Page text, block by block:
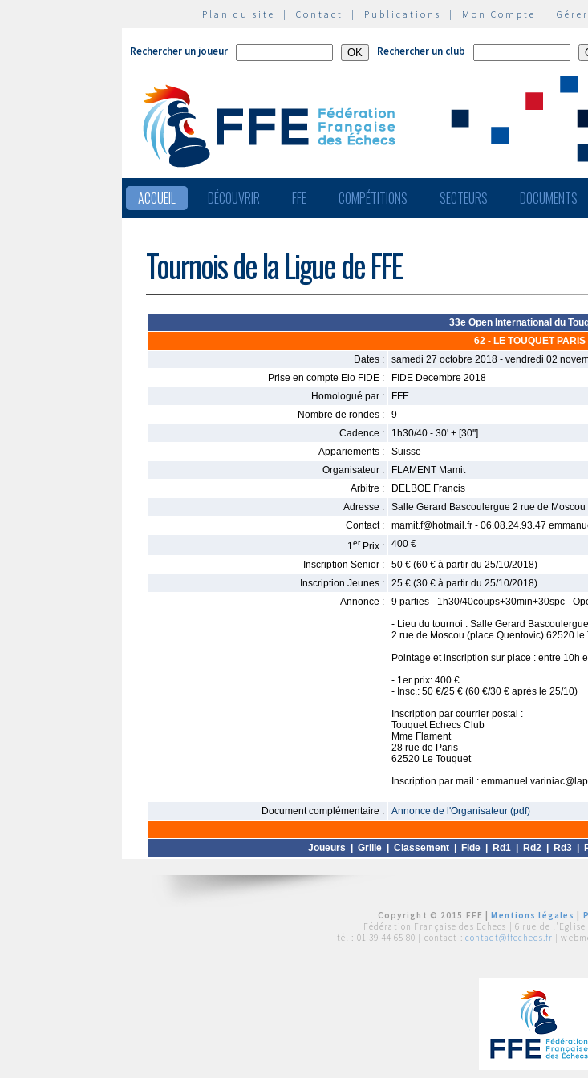
Plan du site | Contact | Publications | Mon Compte |
Rechercher un joueur Rechercher un club
ACCUEIL DÉCOUVRIR FFE COMPÉTITIONS SECTEURS DOCUMENTS
Tournois de la Ligue de FFE
33e Open International du
62 - LE TOUQUET
Dates :
samedi 27 octobre 2018 - vendredi 02
Prise en compte Elo FIDE :
FIDE Decembre 2018
Homologué par :
FFE
Nombre de rondes :
9
Cadence :
1h30/40 - 30' + [30'']
Appariements :
Suisse
Organisateur :
FLAMENT Mamit
Arbitre :
DELBOE Francis
Adresse :
Salle Gerard Bascoulergue 2 rue de
Contact :
mamit.f@hotmail.fr - 06.08.24.93.47
1er Prix :
400 €
Inscription Senior :
50 € (60 € à partir du 25/10/2018)
Inscription Jeunes :
25 € (30 € à partir du 25/10/2018)
Annonce :
9 parties - 1h30/40coups+30min+30spc -
- Lieu du tournoi : Salle Gerard Bascoulergue
2 rue de Moscou (place Quentovic) 62520 le
Pointage et inscription sur place : entre 10h
- 1er prix: 400 €
- Insc.: 50 €/25 € (60 €/30 € après le 25/10)
Inscription par courrier postal :
Touquet Echecs Club
Mme Flament
28 rue de Paris
62520 Le Touquet
Inscription par mail :
Document complémentaire : Annonce de l'Organisateur (pdf)
Joueurs Grille Classement Fide Rd1 Rd2 Rd3
Copyright © 2015 FFE |Mentions légales
Fédération Française des Echecs | 6 rue de l'Eglise |
tél : 01 39 44 65 80 | contact : contact@ffechecs.fr |